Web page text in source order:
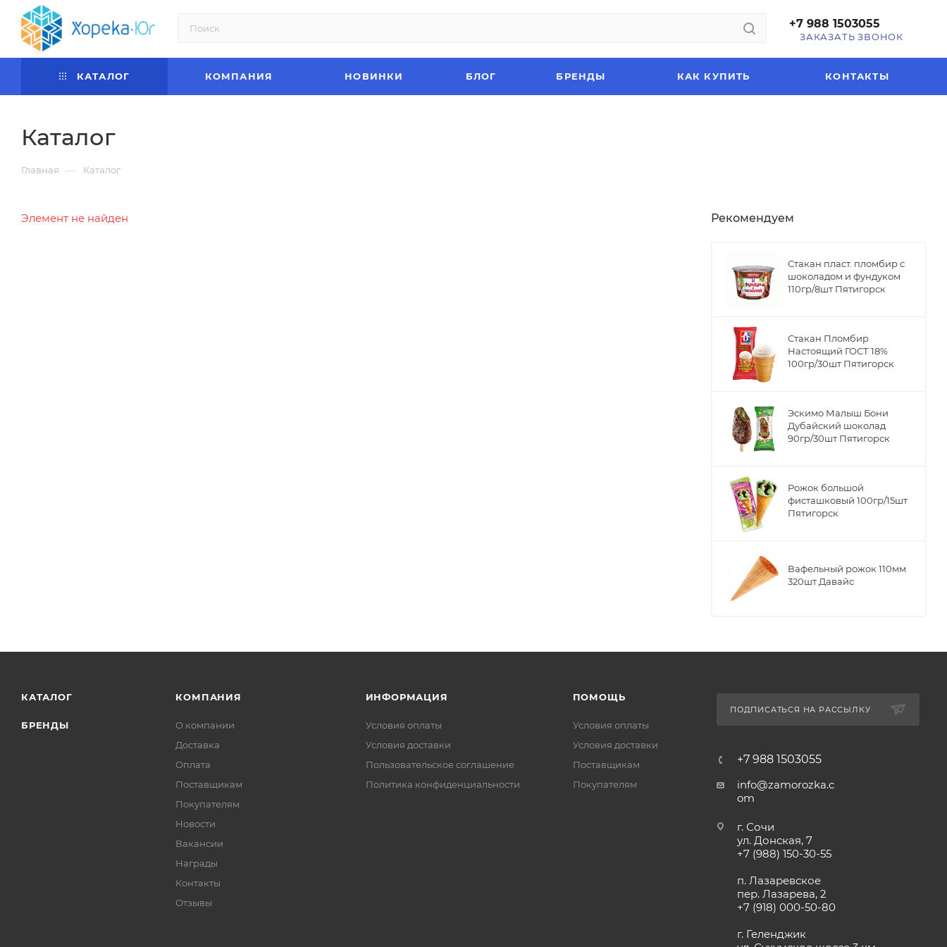
+7 988 1503055
ЗАКАЗАТЬ ЗВОНОК
КАТАЛОГ КОМПАНИЯ НОВИНКИ БЛОГ БРЕНДЫ КАК КУПИТЬ КОНТАКТЫ
Каталог
Главная — Каталог
Элемент не найден Рекомендуем
Стакан пласт. пломбир с
шоколадом и фундуком
110гр/8шт Пятигорск
Стакан Пломбир
Настоящий ГОСТ 18%
100гр/30шт Пятигорск
Эскимо Малыш Бони
Дубайский шоколад
90гр/30шт Пятигорск
Рожок большой
фисташковый 100гр/15шт
Пятигорск
Вафельный рожок 110мм
320шт Давайс
КАТАЛОГ
БРЕНДЫ
КОМПАНИЯ
О компании
Доставка
Оплата
Поставщикам
Покупателям
Новости
Вакансии
Награды
Контакты
Отзывы
ИНФОРМАЦИЯ
Условия оплаты
Условия доставки
Пользовательское соглашение
Политика конфиденциальности
ПОМОЩЬ
Условия оплаты
Условия доставки
Поставщикам
Покупателям
ПОДПИСАТЬСЯ НА РАССЫЛКУ
+7 988 1503055
info@zamorozka.c
om
г. Сочи
ул. Донская, 7
+7 (988) 150-30-55
п. Лазаревское
пер. Лазарева, 2
+7 (918) 000-50-80
г. Геленджик